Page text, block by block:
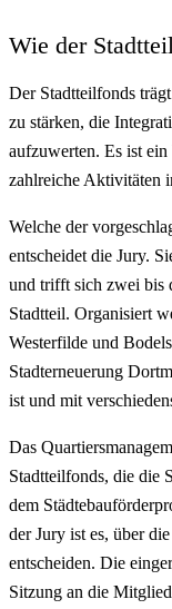
Wie der
Der Stadtteilfonds
zu stärken, die
aufzuwerten. Es ist
zahlreiche Aktivitäten
Welche der
entscheidet die Jury.
und trifft sich zwei bis
Stadtteil. Organisiert
Westerfilde und
Stadterneuerung
ist und mit
Das
Stadtteilfonds, die die
dem
der Jury ist es, über
entscheiden. Die
Sitzung an die